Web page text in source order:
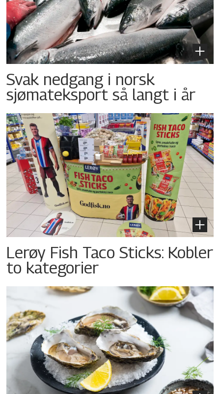
Svak nedgang i norsk
sjømateksport så langt i år
Lerøy Fish Taco Sticks: Kobler
to kategorier